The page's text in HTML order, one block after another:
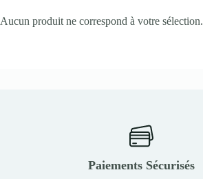
Aucun produit ne correspond à votre sélection.
Paiements Sécurisés